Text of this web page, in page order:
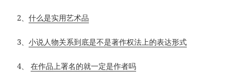
2 、什么是实用艺术品
3 、小说人物关系到底是不是著作权法上的表达形式
4、在作品上署名的就一定是作者吗